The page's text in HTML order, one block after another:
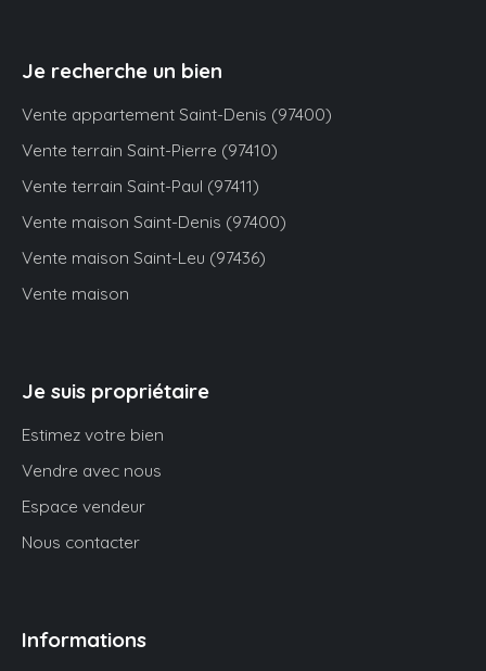
Je recherche un bien
Vente appartement Saint-Denis (97400)
Vente terrain Saint-Pierre (97410)
Vente terrain Saint-Paul (97411)
Vente maison Saint-Denis (97400)
Vente maison Saint-Leu (97436)
Vente maison
Je suis propriétaire
Estimez votre bien
Vendre avec nous
Espace vendeur
Nous contacter
Informations